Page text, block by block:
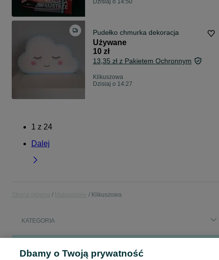
Dzisiaj o 14:50
Pudełko chmurka dekoracja
Używane
10 zł
13,35 zł z Pakietem Ochronnym
Klikuszowa
Dzisiaj o 14:27
1 z 24
Dalej
Klikuszowa
KATEGORIA
domek w górach z sauną i jacuzzi
Dbamy o Twoją prywatność